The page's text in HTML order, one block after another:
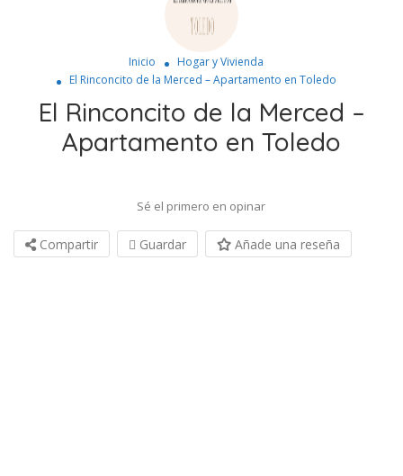
Inicio
Hogar y Vivienda
El Rinconcito de la Merced – Apartamento en Toledo
El Rinconcito de la Merced –
Apartamento en Toledo
Sé el primero en opinar
Compartir Guardar Añade una reseña